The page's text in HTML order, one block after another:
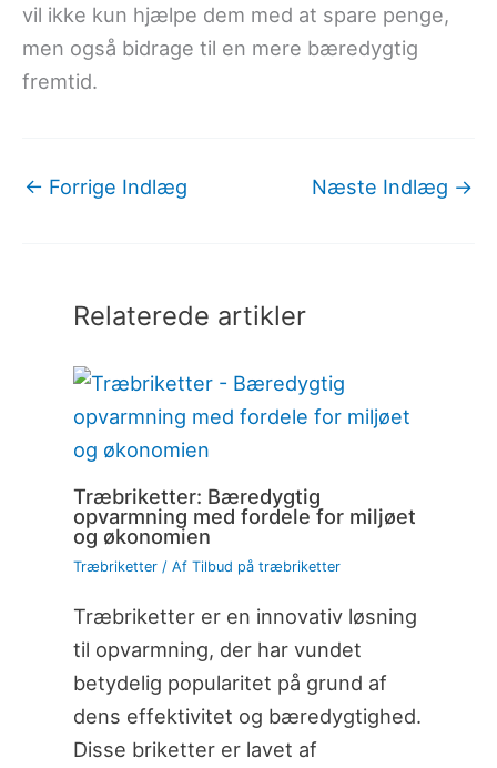
vil ikke kun hjælpe dem med at spare penge,
men også bidrage til en mere bæredygtig
fremtid.
← Forrige Indlæg Næste Indlæg →
Relaterede artikler
Træbriketter: Bæredygtig
opvarmning med fordele for miljøet
og økonomien
Træbriketter/ Af Tilbud på træbriketter
Træbriketter er en innovativ løsning
til opvarmning, der har vundet
betydelig popularitet på grund af
dens effektivitet og bæredygtighed.
Disse briketter er lavet af